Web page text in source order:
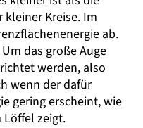
kleiner Kreise. Im
ab.
das große Auge
werden, also
wenn der dafür
gering erscheint, wie
zeigt.